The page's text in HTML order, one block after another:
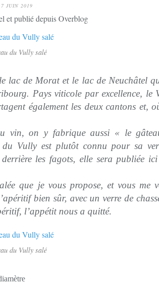
7 JUIN 2019
et publié depuis Overblog
du Vully salé
lac de Morat et le lac de Neuchâtel
Pays viticole par excellence, le
également les deux cantons et,
vin, on y fabrique aussi « le
du Vully est plutôt connu pour sa
derrière les fagots, elle sera publiée
que je vous propose, et vous me
bien sûr, avec un verre de
l’appétit nous a quitté.
du Vully salé